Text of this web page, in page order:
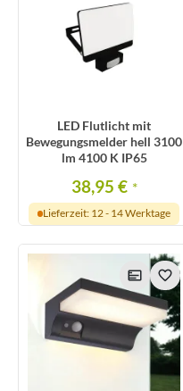
LED Flutlicht mit
Bewegungsmelder hell 3100
lm 4100 K IP65
38,95 € *
Lieferzeit: 12 - 14 Werktage